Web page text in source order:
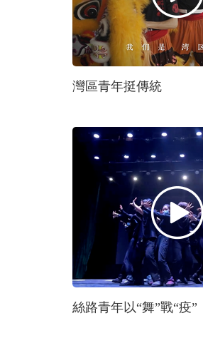
灣區青年挺傳統
絲路青年以“舞”戰“疫”